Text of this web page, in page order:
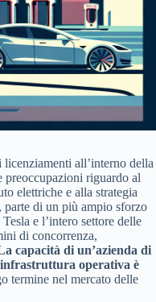
all’interno della
preoccupazioni riguardo al
elettriche e alla strategia
parte di un più ampio sforzo
e l’intero settore delle
di concorrenza,
capacità di un’azienda di
operativa è
termine nel mercato delle